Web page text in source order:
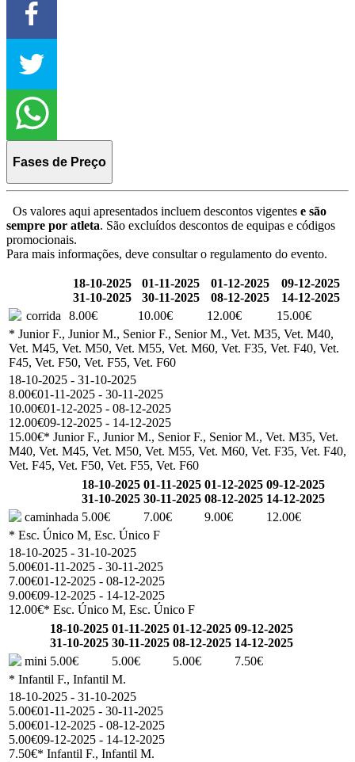
Fases de Preço
Os valores aqui apresentados incluem descontos vigentes e são
sempre por atleta. São excluídos descontos de equipas e códigos
promocionais.
Para mais informações, deve consultar o regulamento do evento.
18-10-2025
31-10-2025
01-11-2025
30-11-2025
01-12-2025
08-12-2025
09-12-2025
14-12-2025
corrida
8.00€ 10.00€ 12.00€
15.00€
* Junior F., Junior M., Senior F., Senior M., Vet. M35, Vet. M40,
Vet. M45, Vet. M50, Vet. M55, Vet. M60, Vet. F35, Vet. F40, Vet.
F45, Vet. F50, Vet. F55, Vet. F60
18-10-2025 - 31-10-2025
8.00€01-11-2025 - 30-11-2025
10.00€01-12-2025 - 08-12-2025
12.00€09-12-2025 - 14-12-2025
15.00€* Junior F., Junior M., Senior F., Senior M., Vet. M35, Vet.
M40, Vet. M45, Vet. M50, Vet. M55, Vet. M60, Vet. F35, Vet. F40,
Vet. F45, Vet. F50, Vet. F55, Vet. F60
18-10-2025
31-10-2025
01-11-2025
30-11-2025
01-12-2025
08-12-2025
09-12-2025
14-12-2025
caminhada 5.00€ 7.00€ 9.00€
12.00€
* Esc. Único M, Esc. Único F
18-10-2025 - 31-10-2025
5.00€01-11-2025 - 30-11-2025
7.00€01-12-2025 - 08-12-2025
9.00€09-12-2025 - 14-12-2025
12.00€* Esc. Único M, Esc. Único F
18-10-2025
31-10-2025
01-11-2025
30-11-2025
01-12-2025
08-12-2025
09-12-2025
14-12-2025
mini 5.00€ 5.00€ 5.00€
7.50€
* Infantil F., Infantil M.
18-10-2025 - 31-10-2025
5.00€01-11-2025 - 30-11-2025
5.00€01-12-2025 - 08-12-2025
5.00€09-12-2025 - 14-12-2025
7.50€* Infantil F., Infantil M.